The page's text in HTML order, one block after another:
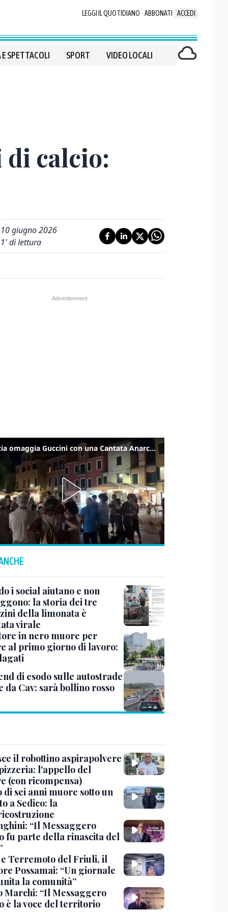
LEGGI IL QUOTIDIANO ABBONATI ACCEDI
SPETTACOLI SPORT VIDEO LOCALI
calcio:
10 giugno 2026
1' di lettura
Venezia omaggia Guccini con una Cantata Anarchica in campo Santa Margherita
i social aiutano e non
la storia dei tre
della limonata è
virale
in nero muore per
al primo giorno di lavoro:
di esodo sulle autostrade
da Cav: sarà bollino rosso
il robottino aspirapolvere
l'appello del
(con ricompensa)
di sei anni muore sotto un
a Sedico: la
“Il Messaggero
fu parte della rinascita del
Terremoto del Friuli, il
Possamai: “Un giornale
la comunità”
Marchi: “Il Messaggero
è la voce del territorio